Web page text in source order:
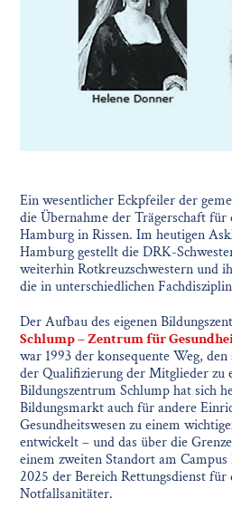
Ein wesentlicher Eckpfeiler der
die Übernahme der Trägerschaft
Hamburg in Rissen. Im heutigen
Hamburg gestellt die DRK-
weiterhin Rotkreuzschwestern und
die in unterschiedlichen
Der Aufbau des eigenen
Schlump – Zentrum für
war 1993 der konsequente Weg,
der Qualifizierung der Mitglieder zu
Bildungszentrum Schlump hat sich
Bildungsmarkt auch für andere
Gesundheitswesen zu einem
entwickelt – und das über die
einem zweiten Standort am
2025 der Bereich Rettungsdienst für
Notfallsanitäter.